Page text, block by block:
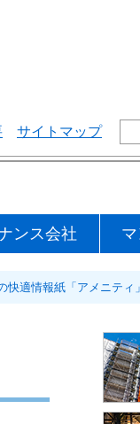
ンス会社
サイトマップ
適情報紙「アメニティ」